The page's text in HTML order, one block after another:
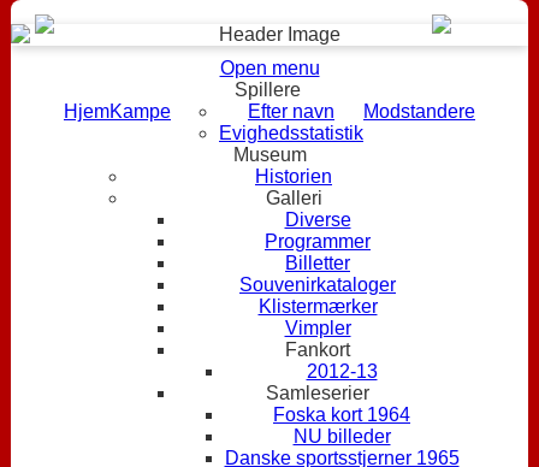
Open menu
HjemKampe
Spillere
Efter navn
Evighedsstatistik
Modstandere
Museum
Historien
Galleri
Diverse
Programmer
Billetter
Souvenirkataloger
Klistermærker
Vimpler
Fankort
2012-13
Samleserier
Foska kort 1964
NU billeder
Danske sportsstjerner 1965